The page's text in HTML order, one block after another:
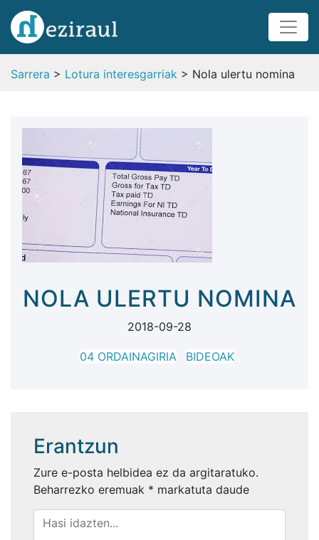
Sarrera > Lotura interesgarriak > Nola ulertu nomina
NOLA ULERTU NOMINA
2018-09-28
04 ORDAINAGIRIA BIDEOAK
Erantzun
Zure e-posta helbidea ez da argitaratuko.
Beharrezko eremuak * markatuta daude